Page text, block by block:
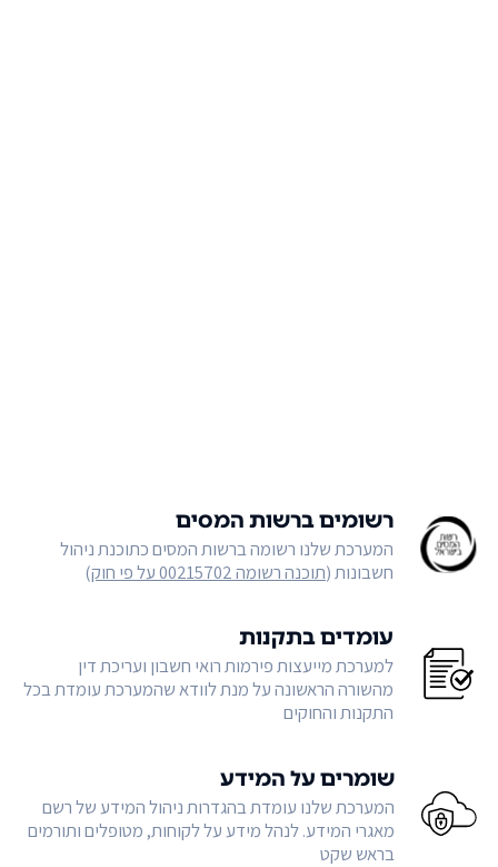
רשומים ברשות המסים
המערכת שלנו רשומה ברשות המסים כתוכנת ניהול
חשבונות (תוכנה רשומה 00215702 על פי חוק )
עומדים בתקנות
למערכת מייעצות פירמות רואי חשבון ועריכת דין
מהשורה הראשונה על מנת לוודא שהמערכת עומדת בכל
התקנות והחוקים
שומרים על המידע
המערכת שלנו עומדת בהגדרות ניהול המידע של רשם
מאגרי המידע. לנהל מידע על לקוחות, מטופלים ותורמים
בראש שקט